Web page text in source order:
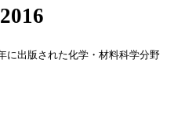
に出版された化学・材料科学分野